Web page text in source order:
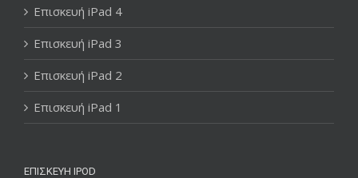
Επισκευή iPad 4
Επισκευή iPad 3
Επισκευή iPad 2
Επισκευή iPad 1
ΕΠΙΣΚΕΥΉ IPOD